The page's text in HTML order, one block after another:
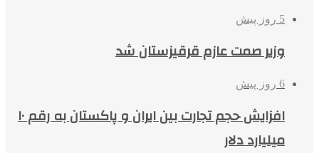
5 روز پیش
وزیر صمت عازم قرقیزستان شد
6 روز پیش
افزایش حجم تجارت بین ایران و پاکستان به رقم ۱۰
میلیارد دلار